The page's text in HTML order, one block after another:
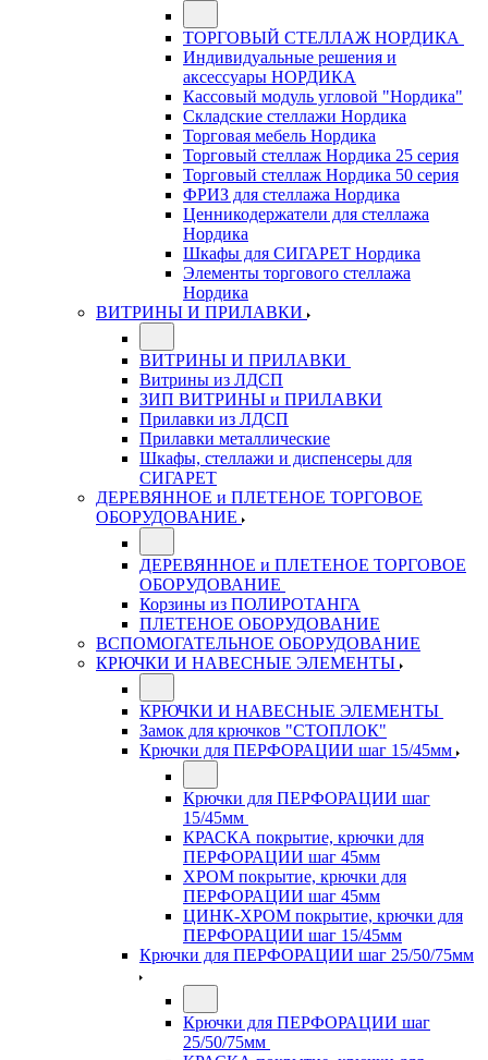
ТОРГОВЫЙ СТЕЛЛАЖ НОРДИКА
Индивидуальные решения и
аксессуары НОРДИКА
Кассовый модуль угловой "Нордика"
Складские стеллажи Нордика
Торговая мебель Нордика
Торговый стеллаж Нордика 25 серия
Торговый стеллаж Нордика 50 серия
ФРИЗ для стеллажа Нордика
Ценникодержатели для стеллажа
Нордика
Шкафы для СИГАРЕТ Нордика
Элементы торгового стеллажа
Нордика
ВИТРИНЫ И ПРИЛАВКИ
ВИТРИНЫ И ПРИЛАВКИ
Витрины из ЛДСП
ЗИП ВИТРИНЫ и ПРИЛАВКИ
Прилавки из ЛДСП
Прилавки металлические
Шкафы, стеллажи и диспенсеры для
СИГАРЕТ
ДЕРЕВЯННОЕ и ПЛЕТЕНОЕ ТОРГОВОЕ
ОБОРУДОВАНИЕ
ДЕРЕВЯННОЕ и ПЛЕТЕНОЕ ТОРГОВОЕ
ОБОРУДОВАНИЕ
Корзины из ПОЛИРОТАНГА
ПЛЕТЕНОЕ ОБОРУДОВАНИЕ
ВСПОМОГАТЕЛЬНОЕ ОБОРУДОВАНИЕ
КРЮЧКИ И НАВЕСНЫЕ ЭЛЕМЕНТЫ
КРЮЧКИ И НАВЕСНЫЕ ЭЛЕМЕНТЫ
Замок для крючков "СТОПЛОК"
Крючки для ПЕРФОРАЦИИ шаг 15/45мм
Крючки для ПЕРФОРАЦИИ шаг
15/45мм
КРАСКА покрытие, крючки для
ПЕРФОРАЦИИ шаг 45мм
ХРОМ покрытие, крючки для
ПЕРФОРАЦИИ шаг 45мм
ЦИНК-ХРОМ покрытие, крючки для
ПЕРФОРАЦИИ шаг 15/45мм
Крючки для ПЕРФОРАЦИИ шаг 25/50/75мм
Крючки для ПЕРФОРАЦИИ шаг
25/50/75мм